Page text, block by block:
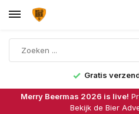
Gratis
Merry Beermas 2026 is live!
Bekijk de Bier